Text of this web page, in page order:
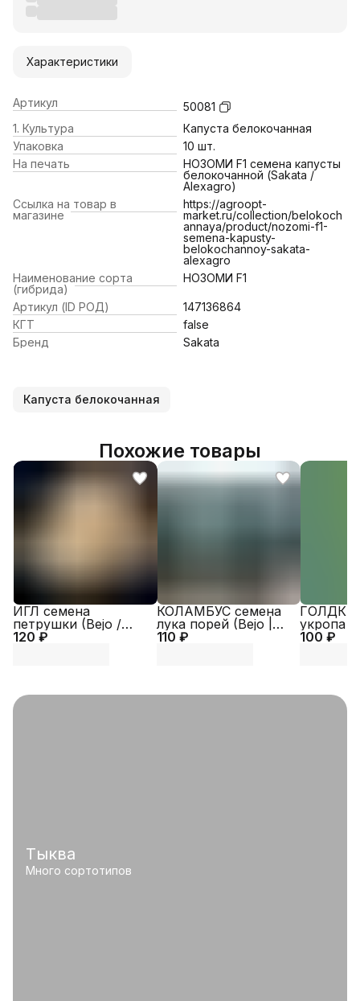
Характеристики
Артикул
50081
1. Культура
Капуста белокочанная
Упаковка
10 шт.
На печать
НОЗОМИ F1 семена капусты
белокочанной (Sakata /
Alexagro)
Ссылка на товар в
магазине
https://agroopt-
market.ru/collection/belokoch
annaya/product/nozomi-f1-
semena-kapusty-
belokochannoy-sakata-
alexagro
Наименование сорта
(гибрида)
НОЗОМИ F1
Артикул (ID РОД)
147136864
КГТ
false
Бренд
Sakata
Капуста белокочанная
Похожие товары
120 ₽
ИГЛ семена
петрушки (Bejo /
ALEXAGRO)
110 ₽
КОЛАМБУС семена
лука порей (Bejo |
Alexagro)
100 ₽
укропа
Alexagro)
Тыква
Много сортотипов